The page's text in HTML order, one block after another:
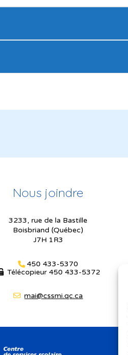
Nous joindre
3233, rue de la Bastille
Boisbriand (Québec)
J7H 1R3
450 433-5370
Télécopieur 450 433-5372
mai@cssmi.qc.ca